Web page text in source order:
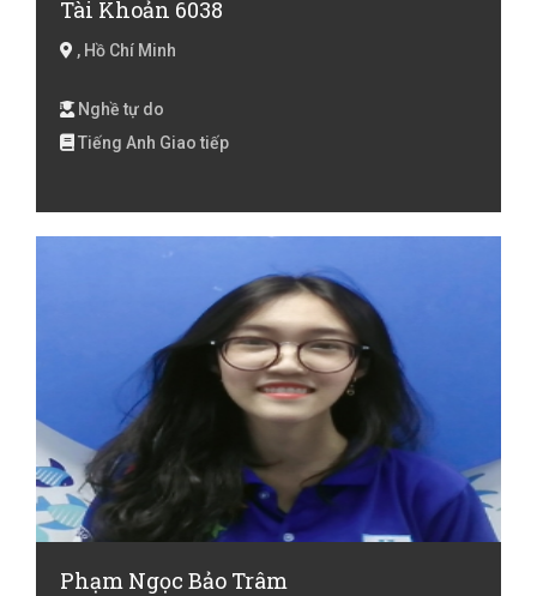
Tài Khoản 6038
, Hồ Chí Minh
Nghề tự do
Tiếng Anh Giao tiếp
Phạm Ngọc Bảo Trâm